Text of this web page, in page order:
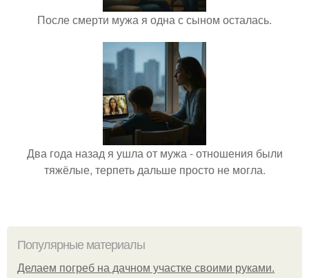
После смерти мужа я одна с сыном осталась.
Два года назад я ушла от мужа - отношения были
тяжёлые, терпеть дальше просто не могла.
Популярные материалы
Делаем погреб на дачном участке своими руками.